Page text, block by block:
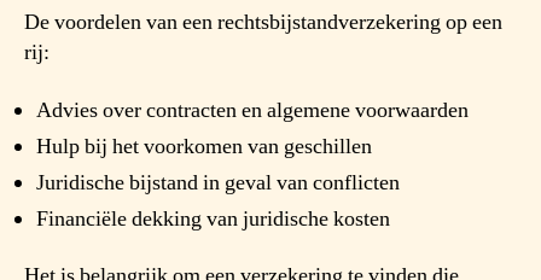
De voordelen van een rechtsbijstandverzekering op een
rij:
Advies over contracten en algemene voorwaarden
Hulp bij het voorkomen van geschillen
Juridische bijstand in geval van conflicten
Financiële dekking van juridische kosten